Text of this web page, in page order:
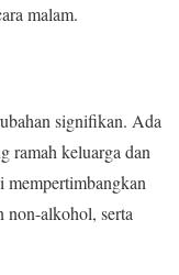
malam.
signifikan. Ada
ramah keluarga dan
non-alkohol, serta